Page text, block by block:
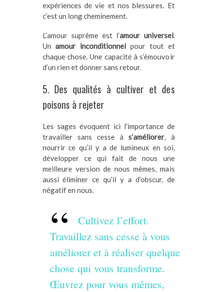
expériences de vie et nos blessures. Et
c’est un long cheminement.
L’amour suprême est l’amour universel.
Unamour inconditionnel pour tout et
chaque chose. Une capacité à s’émouvoir
d’un rien et donner sans retour.
5. Des qualités à cultiver et des
poisons à rejeter
Les sages évoquent ici l’importance de
travailler sans cesse às’améliorer , à
nourrir ce qu’il y a de lumineux en soi,
développer ce qui fait de nous une
meilleure version de nous mêmes, mais
aussi éliminer ce qu’il y a d’obscur, de
négatif en nous.
Cultivez l’effort.
Travaillez sans cesse à vous
améliorer et à réaliser quelque
chose qui vous transforme.
Œuvrez pour vous mêmes,